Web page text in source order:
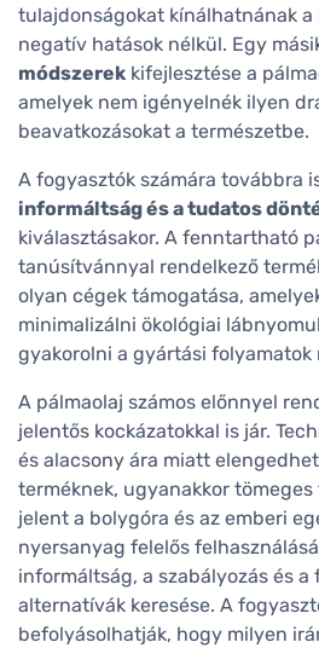
tulajdonságokat kínálhatnának
negatív hatások nélkül. Egy
módszerek kifejlesztése a
amelyek nem igényelnék ilyen
beavatkozásokat a természetbe.
A fogyasztók számára továbbra
informáltság és a tudatos
kiválasztásakor. A fenntartható
tanúsítvánnyal rendelkező
olyan cégek támogatása,
minimalizálni ökológiai
gyakorolni a gyártási folyamatok
A pálmaolaj számos előnnyel
jelentős kockázatokkal is jár.
és alacsony ára miatt
terméknek, ugyanakkor
jelent a bolygóra és az emberi
nyersanyag felelős
informáltság, a szabályozás és
alternatívák keresése. A
befolyásolhatják, hogy milyen